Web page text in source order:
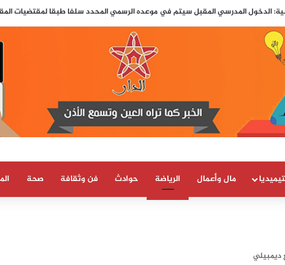
العسكرية حذّرت مسبقاً من محاولة اقتحام جماعي لسبتة قبل ثلاثة أيام من
مال وأعمال الرياضة حوادث فن وثقافة صحة
ديمبيلي